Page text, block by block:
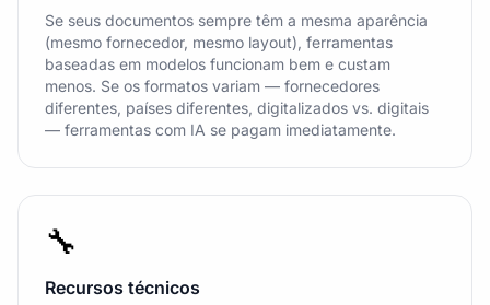
Se seus documentos sempre têm a mesma aparência
(mesmo fornecedor, mesmo layout), ferramentas
baseadas em modelos funcionam bem e custam
menos. Se os formatos variam — fornecedores
diferentes, países diferentes, digitalizados vs. digitais
— ferramentas com IA se pagam imediatamente.
🔧
Recursos técnicos